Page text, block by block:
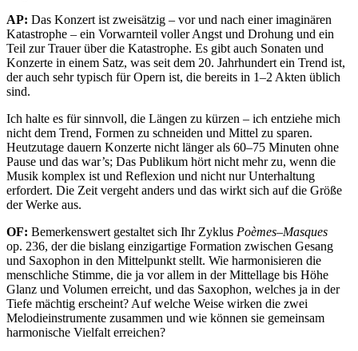
AP: Das Konzert ist zweisätzig – vor und nach einer imaginären
Katastrophe – ein Vorwarnteil voller Angst und Drohung und ein
Teil zur Trauer über die Katastrophe. Es gibt auch Sonaten und
Konzerte in einem Satz, was seit dem 20. Jahrhundert ein Trend ist,
der auch sehr typisch für Opern ist, die bereits in 1–2 Akten üblich
sind.
Ich halte es für sinnvoll, die Längen zu kürzen – ich entziehe mich
nicht dem Trend, Formen zu schneiden und Mittel zu sparen.
Heutzutage dauern Konzerte nicht länger als 60–75 Minuten ohne
Pause und das war’s; Das Publikum hört nicht mehr zu, wenn die
Musik komplex ist und Reflexion und nicht nur Unterhaltung
erfordert. Die Zeit vergeht anders und das wirkt sich auf die Größe
der Werke aus.
OF: Bemerkenswert gestaltet sich Ihr Zyklus Poèmes–Masques
op. 236, der die bislang einzigartige Formation zwischen Gesang
und Saxophon in den Mittelpunkt stellt. Wie harmonisieren die
menschliche Stimme, die ja vor allem in der Mittellage bis Höhe
Glanz und Volumen erreicht, und das Saxophon, welches ja in der
Tiefe mächtig erscheint? Auf welche Weise wirken die zwei
Melodieinstrumente zusammen und wie können sie gemeinsam
harmonische Vielfalt erreichen?